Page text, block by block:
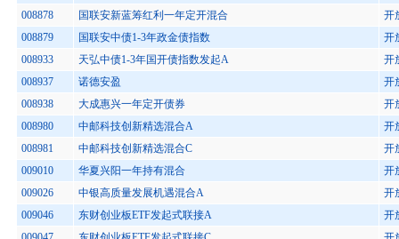
008878
国联安新蓝筹红利一年定开混合
开
008879
国联安中债1-3年政金债指数
开
008933
天弘中债1-3年国开债指数发起A
开
008937
诺德安盈
开
008938
大成惠兴一年定开债券
开
008980
中邮科技创新精选混合A
开
008981
中邮科技创新精选混合C
开
009010
华夏兴阳一年持有混合
开
009026
中银高质量发展机遇混合A
开
009046
东财创业板ETF发起式联接A
开